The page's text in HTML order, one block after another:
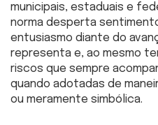
municipais, estaduais e
norma desperta
entusiasmo diante do
representa e, ao mesmo
riscos que sempre
quando adotadas de
ou meramente simbólica.